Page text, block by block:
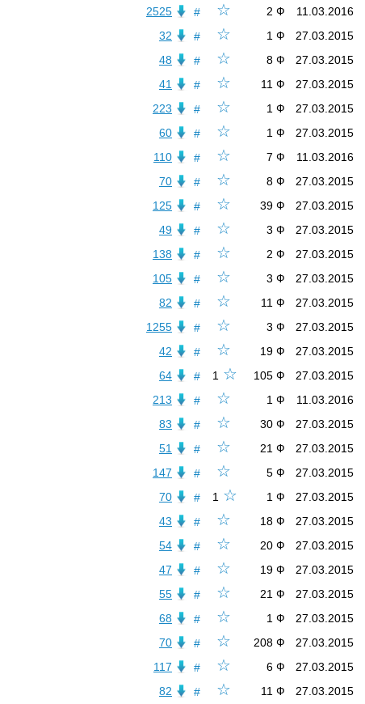
☆
# 11.03.2016
2 Ф
2525
☆
# 27.03.2015
1 Ф
32
☆
# 27.03.2015
8 Ф
48
☆
# 27.03.2015
11 Ф
41
☆
# 27.03.2015
1 Ф
223
☆
# 27.03.2015
1 Ф
60
☆
# 11.03.2016
7 Ф
110
☆
# 27.03.2015
8 Ф
70
☆
# 27.03.2015
39 Ф
125
☆
# 27.03.2015
3 Ф
49
☆
# 27.03.2015
2 Ф
138
☆
# 27.03.2015
3 Ф
105
☆
# 27.03.2015
11 Ф
82
☆
# 27.03.2015
3 Ф
1255
☆
# 27.03.2015
19 Ф
42
1 ☆
# 27.03.2015
105 Ф
64
☆
# 11.03.2016
1 Ф
213
☆
# 27.03.2015
30 Ф
83
☆
# 27.03.2015
21 Ф
51
☆
# 27.03.2015
5 Ф
147
1 ☆
# 27.03.2015
1 Ф
70
☆
# 27.03.2015
18 Ф
43
☆
# 27.03.2015
20 Ф
54
☆
# 27.03.2015
19 Ф
47
☆
# 27.03.2015
21 Ф
55
☆
# 27.03.2015
1 Ф
68
☆
# 27.03.2015
208 Ф
70
☆
# 27.03.2015
6 Ф
117
☆
# 27.03.2015
11 Ф
82